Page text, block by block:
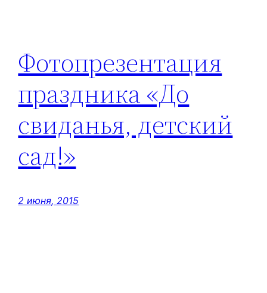
Фотопрезентация
праздника «До
свиданья, детский
сад!»
2 июня, 2015